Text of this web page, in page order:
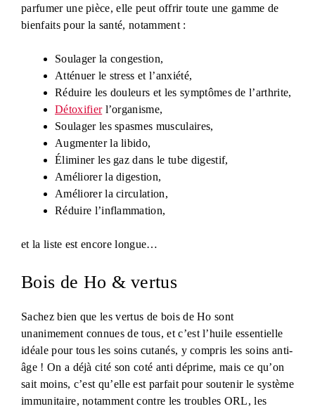
parfumer une pièce, elle peut offrir toute une gamme de
bienfaits pour la santé, notamment :
Soulager la congestion,
Atténuer le stress et l’anxiété,
Réduire les douleurs et les symptômes de l’arthrite,
Détoxifierl’organisme,
Soulager les spasmes musculaires,
Augmenter la libido,
Éliminer les gaz dans le tube digestif,
Améliorer la digestion,
Améliorer la circulation,
Réduire l’inflammation,
et la liste est encore longue…
Bois de Ho & vertus
Sachez bien que les vertus de bois de Ho sont
unanimement connues de tous, et c’est l’huile essentielle
idéale pour tous les soins cutanés, y compris les soins anti-
âge ! On a déjà cité son coté anti déprime, mais ce qu’on
sait moins, c’est qu’elle est parfait pour soutenir le système
immunitaire, notamment contre les troubles ORL, les